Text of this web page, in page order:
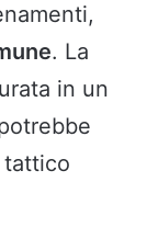
. La
in un
tattico